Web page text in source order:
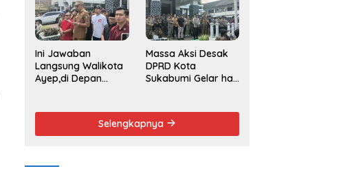
Ini Jawaban
Langsung Walikota
Ayep,di Depan
Massa Aksi Desak
DPRD Kota
Sukabumi Gelar hak
Walikota
Selengkapnya